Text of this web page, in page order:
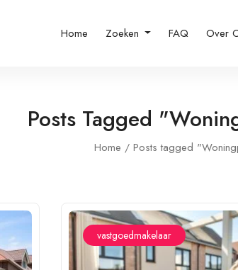
Home Zoeken FAQ Over
Posts Tagged
Home Posts tagged
vastgoedmakelaar